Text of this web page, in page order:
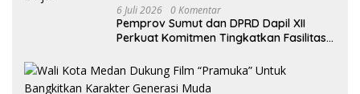
6 Juli 2026 0 Komentar
Pemprov Sumut dan DPRD Dapil XII
Perkuat Komitmen Tingkatkan Fasilitas
Binjai